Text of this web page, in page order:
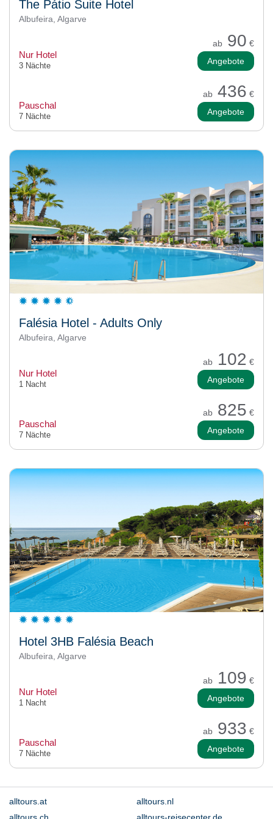
The Pátio Suite Hotel
Albufeira, Algarve
ab 90 €
Nur Hotel
3 Nächte Angebote
ab 436 €
Pauschal
7 Nächte Angebote
Falésia Hotel - Adults Only
Albufeira, Algarve
ab 102 €
Nur Hotel
1 Nacht Angebote
ab 825 €
Pauschal
7 Nächte Angebote
Hotel 3HB Falésia Beach
Albufeira, Algarve
ab 109 €
Nur Hotel
1 Nacht Angebote
ab 933 €
Pauschal
7 Nächte Angebote
alltours.at
alltours.nl